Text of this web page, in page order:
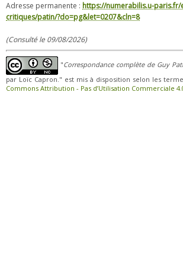
Adresse permanente : https://numerabilis.u-
critiques/patin/?do=pg&let=0207&cln=8
(Consulté le 09/08/2026)
"Correspondance complète de Guy
par Loïc Capron." est mis à disposition selon les
Commons Attribution - Pas d’Utilisation Commerciale